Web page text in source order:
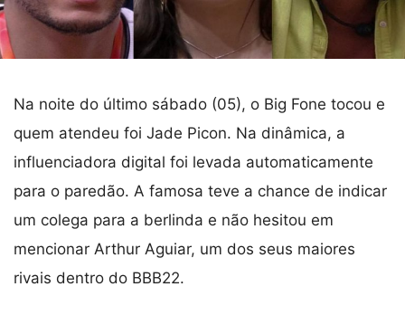
Na noite do último sábado (05), o Big Fone tocou e
quem atendeu foi Jade Picon. Na dinâmica, a
influenciadora digital foi levada automaticamente
para o paredão. A famosa teve a chance de indicar
um colega para a berlinda e não hesitou em
mencionar Arthur Aguiar, um dos seus maiores
rivais dentro do BBB22.